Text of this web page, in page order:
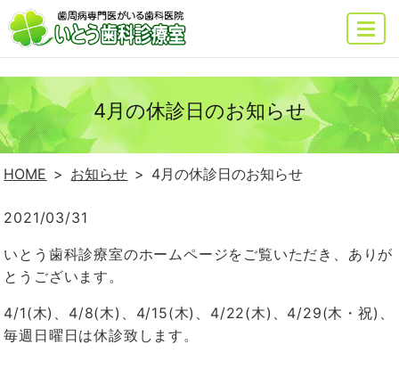
MENU
4月の休診日のお知らせ
HOME お知らせ 4月の休診日のお知らせ
2021/03/31
いとう歯科診療室のホームページをご覧いただき、ありが
とうございます。
4/1(木)、4/8(木)、4/15(木)、4/22(木)、4/29(木・祝)、
毎週日曜日は休診致します。